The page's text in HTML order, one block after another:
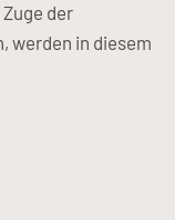
der
werden in diesem